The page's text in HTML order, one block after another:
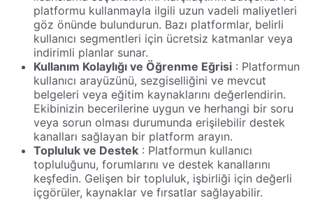
platformu kullanmayla ilgili uzun vadeli maliyetleri
göz önünde bulundurun. Bazı platformlar, belirli
kullanıcı segmentleri için ücretsiz katmanlar veya
indirimli planlar sunar.
Kullanım Kolaylığı ve Öğrenme Eğrisi : Platformun
kullanıcı arayüzünü, sezgiselliğini ve mevcut
belgeleri veya eğitim kaynaklarını değerlendirin.
Ekibinizin becerilerine uygun ve herhangi bir soru
veya sorun olması durumunda erişilebilir destek
kanalları sağlayan bir platform arayın.
Topluluk ve Destek : Platformun kullanıcı
topluluğunu, forumlarını ve destek kanallarını
keşfedin. Gelişen bir topluluk, işbirliği için değerli
içgörüler, kaynaklar ve fırsatlar sağlayabilir.